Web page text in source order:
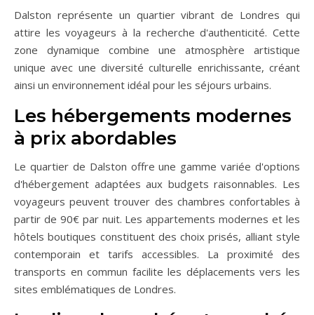
Dalston représente un quartier vibrant de Londres qui
attire les voyageurs à la recherche d'authenticité. Cette
zone dynamique combine une atmosphère artistique
unique avec une diversité culturelle enrichissante, créant
ainsi un environnement idéal pour les séjours urbains.
Les hébergements modernes
à prix abordables
Le quartier de Dalston offre une gamme variée d'options
d'hébergement adaptées aux budgets raisonnables. Les
voyageurs peuvent trouver des chambres confortables à
partir de 90€ par nuit. Les appartements modernes et les
hôtels boutiques constituent des choix prisés, alliant style
contemporain et tarifs accessibles. La proximité des
transports en commun facilite les déplacements vers les
sites emblématiques de Londres.